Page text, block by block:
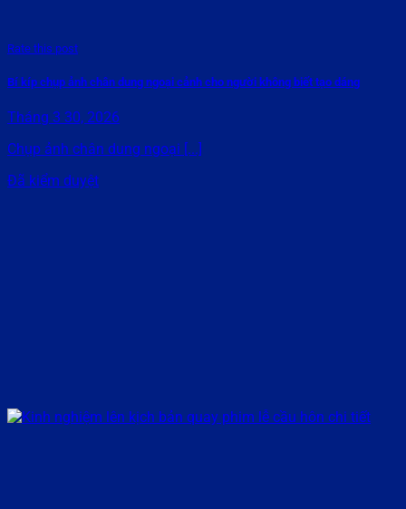
Rate this post
Bí kíp chụp ảnh chân dung ngoại cảnh cho người không biết tạo dáng
Tháng 3 30, 2026
Chụp ảnh chân dung ngoại [...]
Đã kiểm duyệt